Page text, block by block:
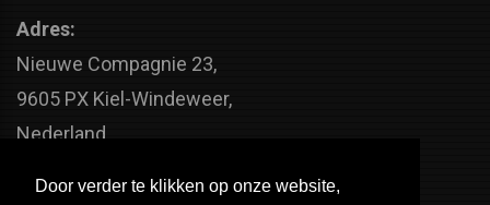
Door verder te klikken op onze website,
Adres:
Nieuwe Compagnie 23,
9605 PX Kiel-Windeweer,
Nederland